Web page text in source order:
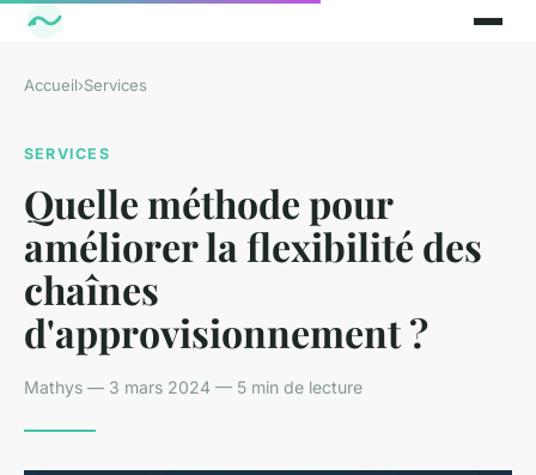
Accueil›Services
SERVICES
Quelle méthode pour
améliorer la flexibilité des
chaînes
d'approvisionnement ?
Mathys — 3 mars 2024 — 5 min de lecture